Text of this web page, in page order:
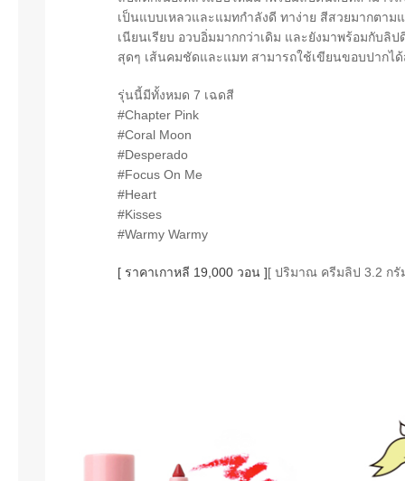
เป็นแบบเหลวและแมทกำลังดี ทาง่าย สีสวยมากตา
เนียนเรียบ อวบอิ่มมากกว่าเดิม และยังมาพร้อมกับ
สุดๆ เส้นคมชัดและแมท สามารถใช้เขียนขอบปากไ
รุ่นนี้มีทั้งหมด 7 เฉดสี
#Chapter Pink
#Coral Moon
#Desperado
#Focus On Me
#Heart
#Kisses
#Warmy Warmy
[ ราคาเกาหลี 19,000 วอน ][ ปริมาณ ครีมลิป 3.2 กรั